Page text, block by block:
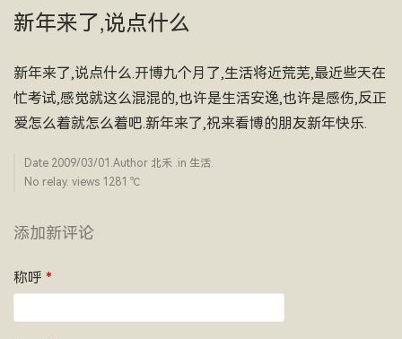
新年来了,说点什么
新年来了,说点什么.开博九个月了,生活将近荒芜,最近些天在
忙考试,感觉就这么混混的,也许是生活安逸,也许是感伤,反正
爱怎么着就怎么着吧.新年来了,祝来看博的朋友新年快乐.
Date 2009/03/01 .Author 北禾 .in 生活.
No relay. views 1281 ­℃
添加新评论
称呼 *